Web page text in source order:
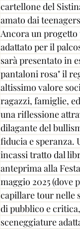
cartellone del
amato dai
Ancora un
adattato per il
sarà presentato in
pantaloni rosa" il
altissimo valore
ragazzi, famiglie,
una riflessione
dilagante del
fiducia e speranza.
incassi tratto dal
anteprima alla
maggio 2025 (dove
capillare tour nelle
di pubblico e
sceneggiature